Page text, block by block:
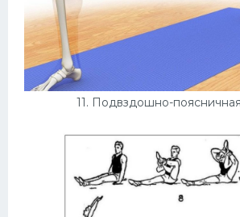
11. Подвздошно-